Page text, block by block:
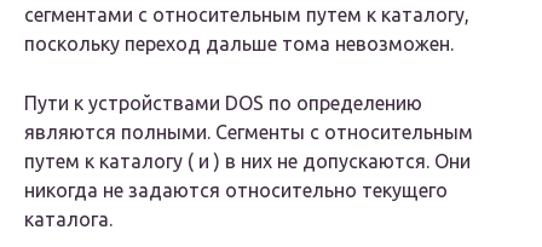
сегментами с относительным путем к каталогу,
поскольку переход дальше тома невозможен.
Пути к устройствами DOS по определению
являются полными. Сегменты с относительным
путем к каталогу ( и ) в них не допускаются. Они
никогда не задаются относительно текущего
каталога.